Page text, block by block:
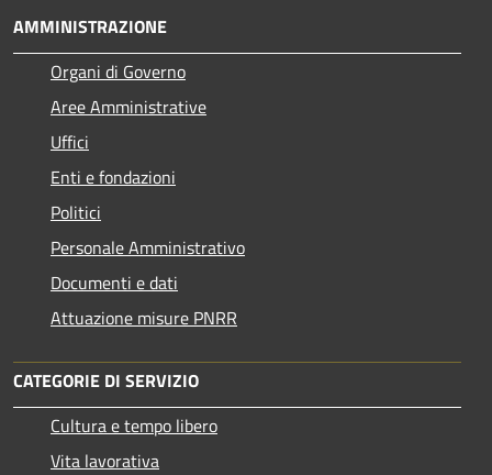
AMMINISTRAZIONE
Organi di Governo
Aree Amministrative
Uffici
Enti e fondazioni
Politici
Personale Amministrativo
Documenti e dati
Attuazione misure PNRR
CATEGORIE DI SERVIZIO
Cultura e tempo libero
Vita lavorativa